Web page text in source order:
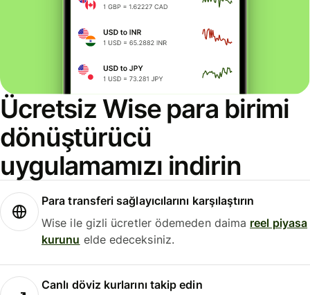
Ücretsiz Wise para birimi
dönüştürücü
uygulamamızı indirin
Para transferi sağlayıcılarını karşılaştırın
Wise ile gizli ücretler ödemeden daima reel piyasa
kurunu elde edeceksiniz.
Canlı döviz kurlarını takip edin